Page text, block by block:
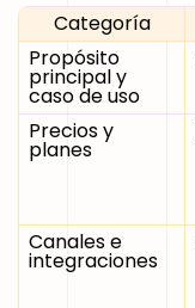
Categoría
Propósito
principal y
caso de uso
Precios y
planes
Canales e
integraciones